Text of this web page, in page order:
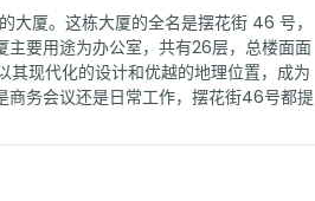
大厦。这栋大厦的全名是摆花街 46 号，
要用途为办公室，共有26层，总楼面面
现代化的设计和优越的地理位置，成为
商务会议还是日常工作，摆花街46号都提